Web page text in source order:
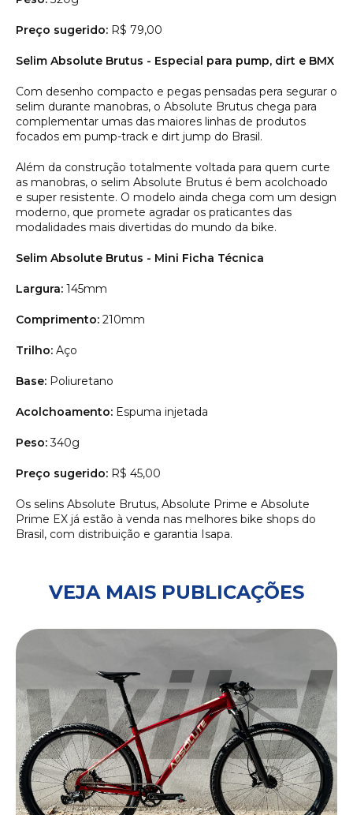
Preço sugerido: R$ 79,00
Selim Absolute Brutus - Especial para pump, dirt e BMX
Com desenho compacto e pegas pensadas pera segurar o
selim durante manobras, o Absolute Brutus chega para
complementar umas das maiores linhas de produtos
focados em pump-track e dirt jump do Brasil.
Além da construção totalmente voltada para quem curte
as manobras, o selim Absolute Brutus é bem acolchoado
e super resistente. O modelo ainda chega com um design
moderno, que promete agradar os praticantes das
modalidades mais divertidas do mundo da bike.
Selim Absolute Brutus - Mini Ficha Técnica
Largura: 145mm
Comprimento: 210mm
Trilho: Aço
Base: Poliuretano
Acolchoamento: Espuma injetada
Peso:340g
Preço sugerido: R$ 45,00
Os selins Absolute Brutus, Absolute Prime e Absolute
Prime EX já estão à venda nas melhores bike shops do
Brasil, com distribuição e garantia Isapa.
VEJA MAIS PUBLICAÇÕES